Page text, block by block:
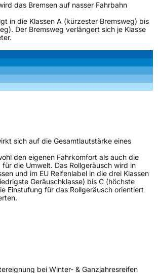
das Bremsen auf nasser Fahrbahn
in die Klassen A (kürzester Bremsweg) bis
Der Bremsweg verlängert sich je Klasse
sich auf die Gesamtlautstärke eines
den eigenen Fahrkomfort als auch die
die Umwelt. Das Rollgeräusch wird in
und im EU Reifenlabel in die drei Klassen
Geräuschklasse) bis C (höchste
Einstufung für das Rollgeräusch orientiert
bei Winter- & Ganzjahresreifen